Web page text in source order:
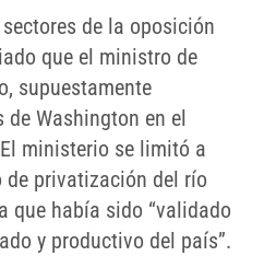
de la oposición
que el ministro de
supuestamente
Washington en el
ministerio se limitó a
de privatización del río
que había sido “validado
y productivo del país”.